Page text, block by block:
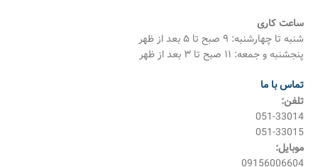
ساعت کاری
شنبه تا چهارشنبه: ۹ صبح تا ۵ بعد از ظهر
پنجشنبه و جمعه: ۱۱ صبح تا ۳ بعد از ظهر
تماس با ما
تلفن:
051-33014
051-33015
موبایل:
09156006604